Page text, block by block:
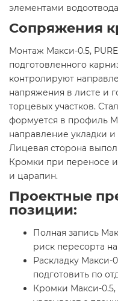
элементами водоотвода
Сопряжения
Монтаж Макси-0.5,
подготовленного
контролируют
напряжения в листе и
торцевых участков.
формуется в профиль
направление укладки
Лицевая сторона
Кромки при переносе
и царапин.
Проектные
позиции:
Полная запись
риск пересорта
Раскладку Макси-
подготовить по
Кромки Макси-0.5,